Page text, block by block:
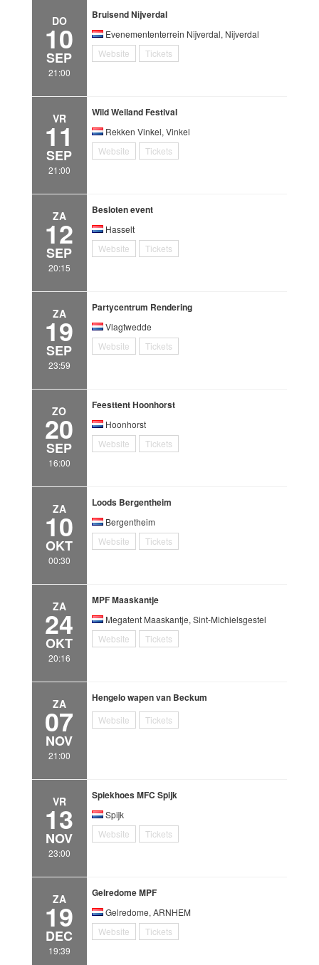
DO
10
SEP
21:00
Bruisend Nijverdal
Evenemententerrein Nijverdal, Nijverdal
Website
Tickets
VR
11
SEP
21:00
Wild Weiland Festival
Rekken Vinkel, Vinkel
Website
Tickets
ZA
12
SEP
20:15
Besloten event
Hasselt
Website
Tickets
ZA
19
SEP
23:59
Partycentrum Rendering
Vlagtwedde
Website
Tickets
ZO
20
SEP
16:00
Feesttent Hoonhorst
Hoonhorst
Website
Tickets
ZA
10
OKT
00:30
Loods Bergentheim
Bergentheim
Website
Tickets
ZA
24
OKT
20:16
MPF Maaskantje
Megatent Maaskantje, Sint-Michielsgestel
Website
Tickets
ZA
07
NOV
21:00
Hengelo wapen van Beckum
Website Tickets
VR
13
NOV
23:00
Spiekhoes MFC Spijk
Spijk
Website
Tickets
ZA
19
DEC
19:39
Gelredome MPF
Gelredome, ARNHEM
Website
Tickets